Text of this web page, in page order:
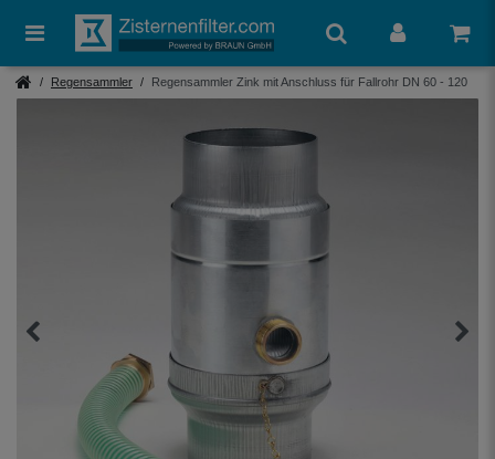
Regensammler Regensammler Zink mit Anschluss für Fallrohr DN 60 - 120